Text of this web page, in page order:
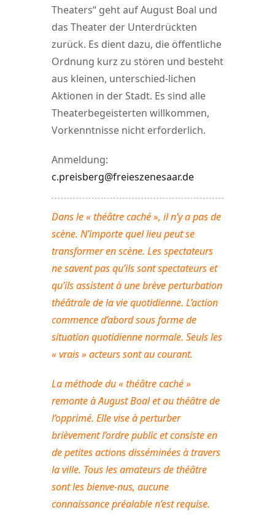
Theaters“ geht auf August Boal und
das Theater der Unterdrückten
zurück. Es dient dazu, die öffentliche
Ordnung kurz zu stören und besteht
aus kleinen, unterschied-lichen
Aktionen in der Stadt. Es sind alle
Theaterbegeisterten willkommen,
Vorkenntnisse nicht erforderlich.
Anmeldung:
c.preisberg@freieszenesaar.de
Dans le « théâtre caché », il n’y a pas de
scène. N’importe quel lieu peut se
transformer en scène. Les spectateurs
ne savent pas qu’ils sont spectateurs et
qu’ils assistent à une brève perturbation
théâtrale de la vie quotidienne. L’action
commence d’abord sous forme de
situation quotidienne normale. Seuls les
« vrais » acteurs sont au courant.
La méthode du « théâtre caché »
remonte à August Boal et au théâtre de
l’opprimé. Elle vise à perturber
brièvement l’ordre public et consiste en
de petites actions disséminées à travers
la ville. Tous les amateurs de théâtre
sont les bienve-nus, aucune
connaissance préalable n’est requise.